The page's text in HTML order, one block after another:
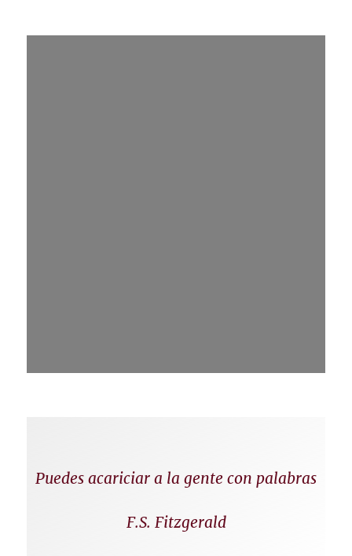
Puedes acariciar a la gente con palabras
F.S. Fitzgerald